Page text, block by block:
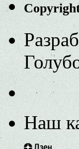
Наш